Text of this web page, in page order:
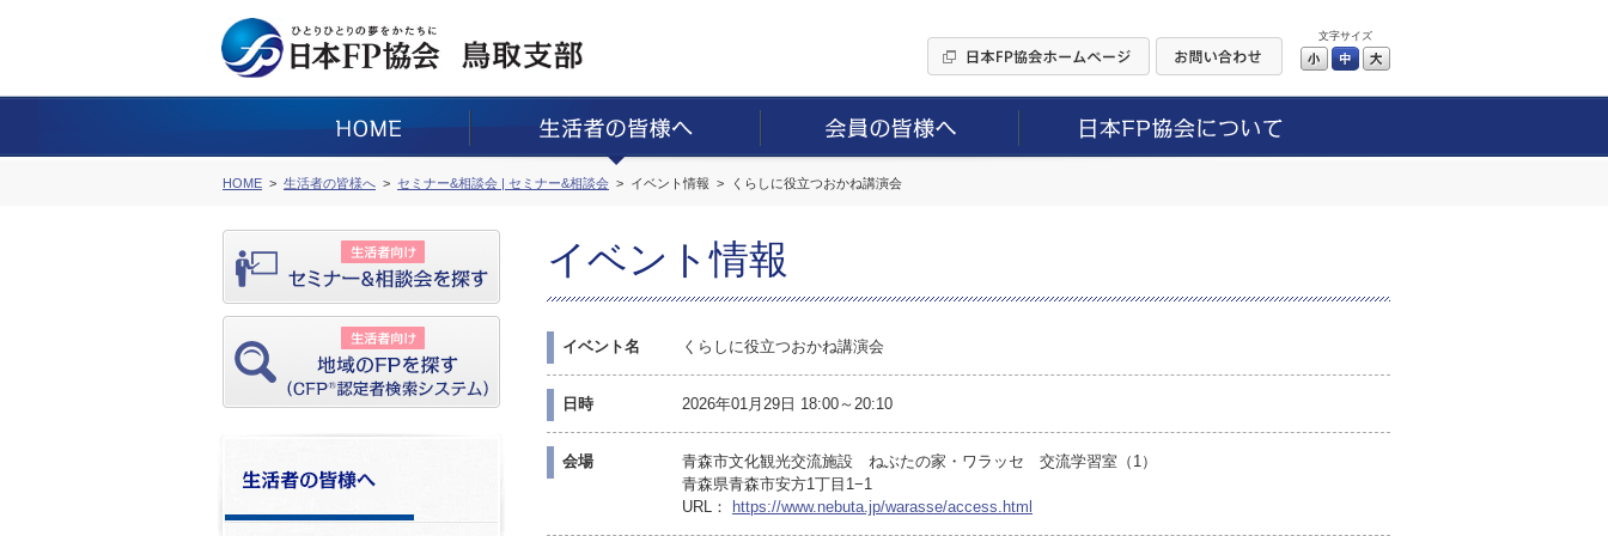
文字サイズ
小 中
HOME 生活者の皆様へ セミナー&相談会 | セミナー&相談会 イベント情報 くらしに役立つおかね講演会
イベント情報
イベント名 くらしに役立つおかね講演会
日時 2026年01月29日 18:00～20:10
会場
青森市文化観光交流施設 ねぶたの家・ワラッセ 交流学習室（1）
青森県青森市安方1丁目1−1
URL：
https://www.nebuta.jp/warasse/access.html